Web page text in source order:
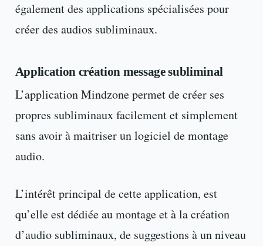
également des applications spécialisées pour
créer des audios subliminaux.
Application création message subliminal
L’application Mindzone permet de créer ses
propres subliminaux facilement et simplement
sans avoir à maitriser un logiciel de montage
audio.
L’intérêt principal de cette application, est
qu’elle est dédiée au montage et à la création
d’audio subliminaux, de suggestions à un niveau